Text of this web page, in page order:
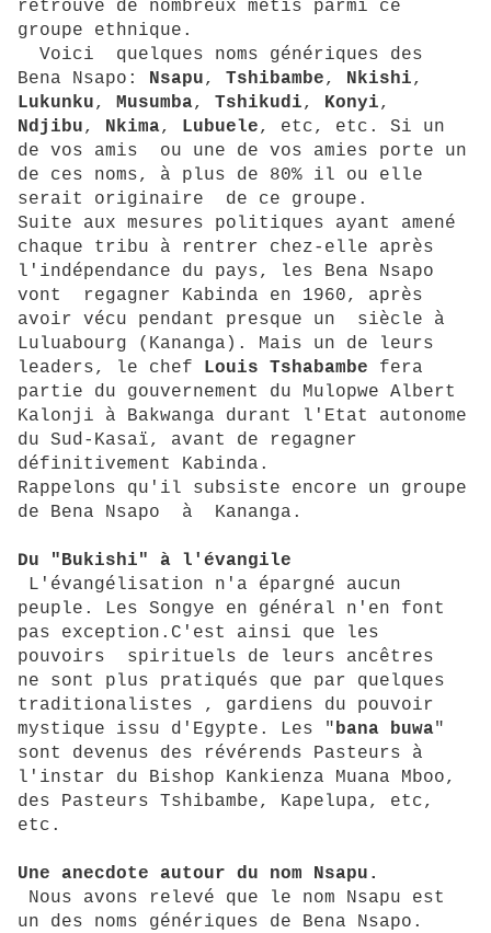
retrouve de nombreux métis parmi ce
groupe ethnique.
Voici quelques noms génériques des
Bena Nsapo: Nsapu, Tshibambe, Nkishi,
Lukunku, Musumba, Tshikudi, Konyi,
Ndjibu, Nkima, Lubuele, etc, etc. Si un
de vos amis ou une de vos amies porte un
de ces noms, à plus de 80% il ou elle
serait originaire de ce groupe.
Suite aux mesures politiques ayant amené
chaque tribu à rentrer chez-elle après
l'indépendance du pays, les Bena Nsapo
vont regagner Kabinda en 1960, après
avoir vécu pendant presque un siècle à
Luluabourg (Kananga). Mais un de leurs
leaders, le chef Louis Tshabambe fera
partie du gouvernement du Mulopwe Albert
Kalonji à Bakwanga durant l'Etat autonome
du Sud-Kasaï, avant de regagner
définitivement Kabinda.
Rappelons qu'il subsiste encore un groupe
de Bena Nsapo à Kananga.
Du "Bukishi" à l'évangile
L'évangélisation n'a épargné aucun
peuple. Les Songye en général n'en font
pas exception.C'est ainsi que les
pouvoirs spirituels de leurs ancêtres
ne sont plus pratiqués que par quelques
traditionalistes , gardiens du pouvoir
mystique issu d'Egypte. Les "bana buwa"
sont devenus des révérends Pasteurs à
l'instar du Bishop Kankienza Muana Mboo,
des Pasteurs Tshibambe, Kapelupa, etc,
etc.
Une anecdote autour du nom Nsapu.
Nous avons relevé que le nom Nsapu est
un des noms génériques de Bena Nsapo.